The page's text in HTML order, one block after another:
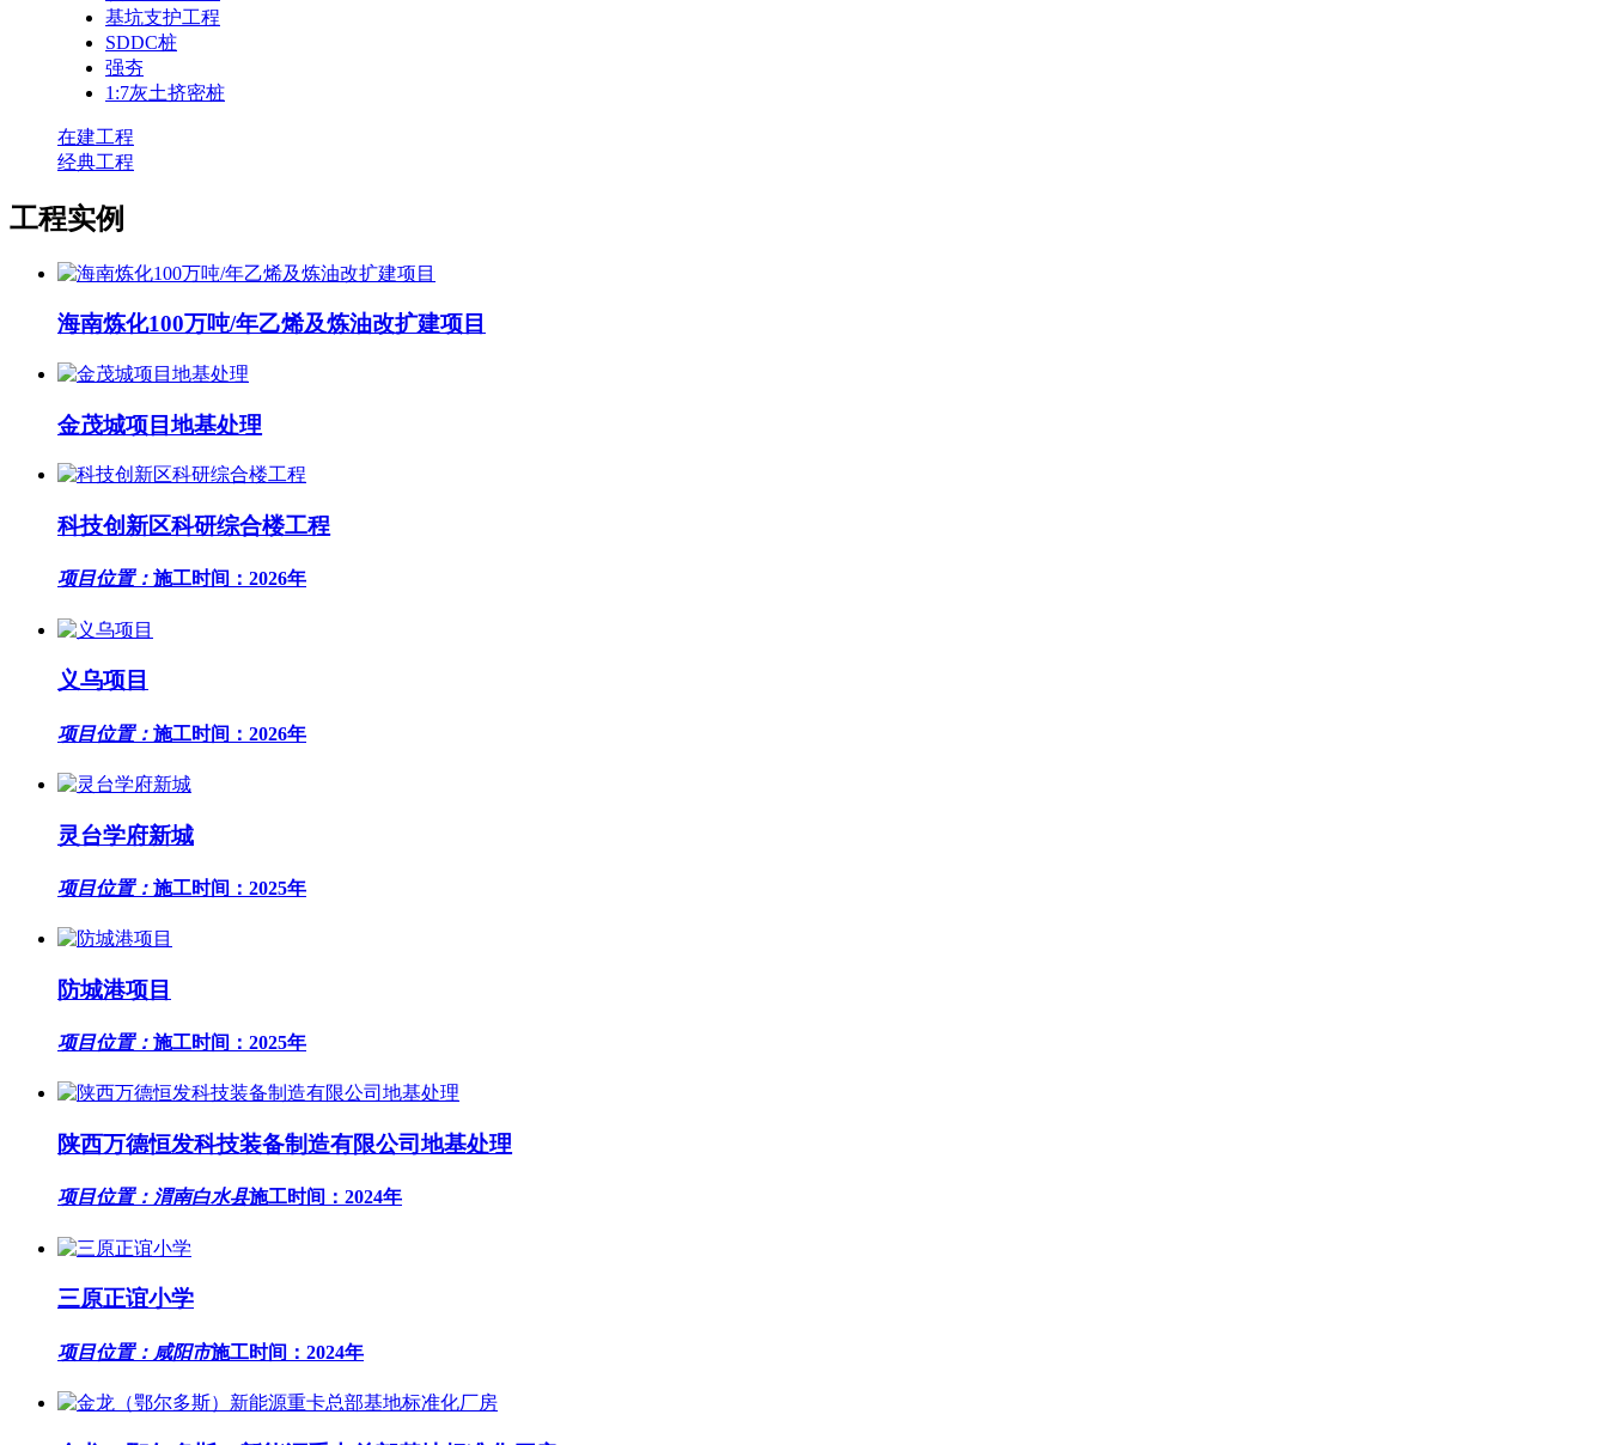
基坑支护工程
SDDC桩
强夯
1:7灰土挤密桩
在建工程
经典工程
工程实例
海南炼化100万吨/年乙烯及炼油改扩建项目
金茂城项目地基处理
科技创新区科研综合楼工程
项目位置： 施工时间：2026年
义乌项目
项目位置： 施工时间：2026年
灵台学府新城
项目位置： 施工时间：2025年
防城港项目
项目位置： 施工时间：2025年
陕西万德恒发科技装备制造有限公司地基处理
项目位置：渭南白水县施工时间：2024年
三原正谊小学
项目位置：咸阳市施工时间：2024年